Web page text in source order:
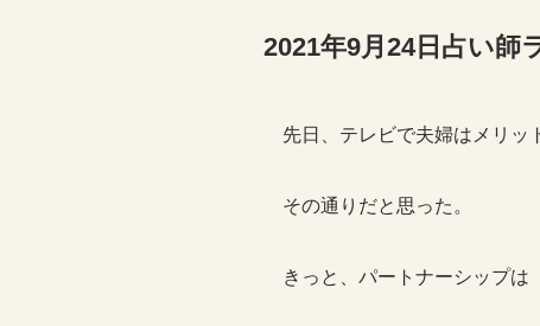
2021年9月24日占い師
先日、テレビで夫婦はメリッ
その通りだと思った。
きっと、パートナーシップは